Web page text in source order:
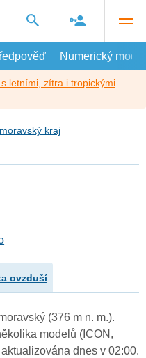
Numerický model
letními, zítra i tropickými
kraj
ovzduší
(376 m n. m.).
modelů (ICON,
dnes v 02:00.